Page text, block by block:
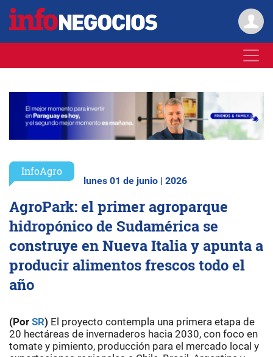
InfoAgro
lunes 01 de junio | 2026
AgroPark: el primer agroparque
hidropónico de Sudamérica se
construye en Nueva Italia y apunta a
producir alimentos frescos todo el
año
(Por SR) El proyecto contempla una primera etapa de
20 hectáreas de invernaderos hacia 2030, con foco en
tomate y pimiento, producción para el mercado local y